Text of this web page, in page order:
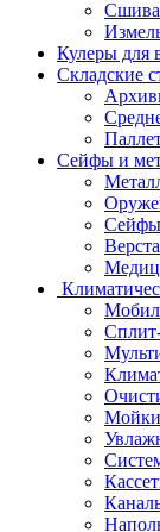
Кулеры для
Складские
Сейфы и
Сейфы
Мойки